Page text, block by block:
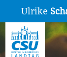
Ulrike